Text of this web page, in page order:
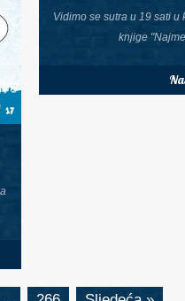
Vidimo se sutra u 19 sati
knjige